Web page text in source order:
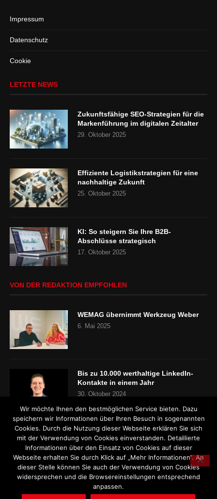
Impressum
Datenschutz
Cookie
LETZTE NEWS
Zukunftsfähige SEO-Strategien für die
Markenführung im digitalen Zeitalter
29. Oktober 2025
Effiziente Logistikstrategien für eine
nachhaltige Zukunft
25. Oktober 2025
KI: So steigern Sie Ihre B2B-
Abschlüsse strategisch
17. Oktober 2025
VON DER REDAKTION EMPFOHLEN
WEMAG übernimmt Werkzeug Weber
6. Mai 2025
Bis zu 10.000 werthaltige LinkedIn-
Kontakte in einem Jahr
30. Oktober 2024
„Es gibt keinen Fachkräftemangel“
24. Oktober 2024
Wir möchte Ihnen den bestmöglichen Service bieten. Dazu
speichern wir Informationen über Ihren Besuch in sogenannten
Cookies. Durch die Nutzung dieser Webseite erklären Sie sich
mit der Verwendung von Cookies einverstanden. Detaillierte
Informationen über den Einsatz von Cookies auf dieser
Webseite erhalten Sie durch Klick auf „Mehr Informationen“. An
dieser Stelle können Sie auch der Verwendung von Cookies
widersprechen und die Browsereinstellungen entsprechend
anpassen.